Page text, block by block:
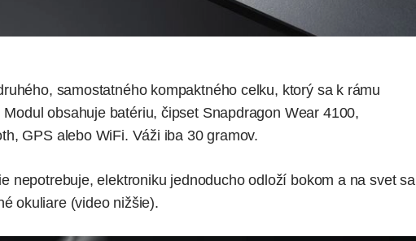
samostatného kompaktného celku, ktorý sa k rámu
obsahuje batériu, čipset Snapdragon Wear 4100,
GPS alebo WiFi. Váži iba 30 gramov.
nepotrebuje, elektroniku jednoducho odloží bokom a na svet sa
okuliare (video nižšie).